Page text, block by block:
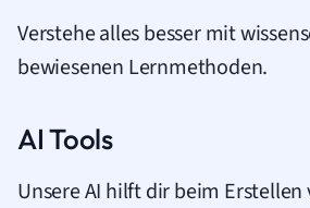
Verstehe alles besser mit
bewiesenen Lernmethoden.
AI Tools
Unsere AI hilft dir beim Erstellen